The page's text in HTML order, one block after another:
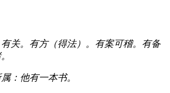
有关。有方（得法）。有案可稽。有备
：他有一本书。